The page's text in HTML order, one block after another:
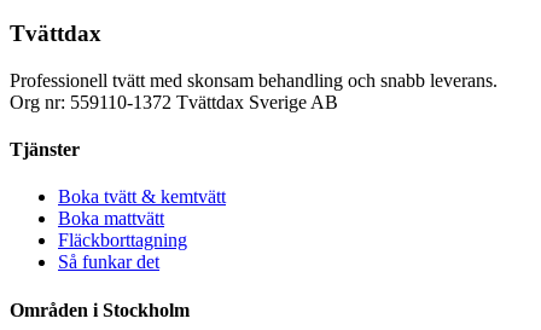
Tvättdax
Professionell tvätt med skonsam behandling och snabb leverans.
Org nr: 559110-1372 Tvättdax Sverige AB
Tjänster
Boka tvätt & kemtvätt
Boka mattvätt
Fläckborttagning
Så funkar det
Områden i Stockholm